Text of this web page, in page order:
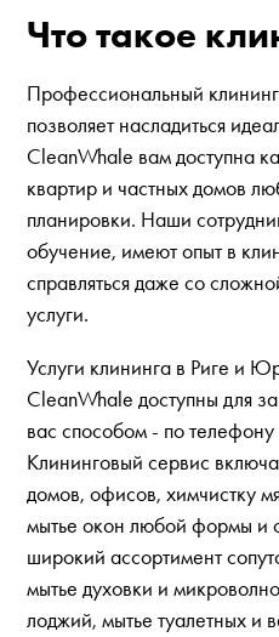
Что такое
Профессиональный
позволяет насладиться
CleanWhale вам доступна
квартир и частных домов
планировки. Наши
обучение, имеют опыт в
справляться даже со
услуги.
Услуги клининга в Риге и
CleanWhale доступны для
вас способом - по
Клининговый сервис
домов, офисов, химчистку
мытье окон любой формы и
широкий ассортимент
мытье духовки и
лоджий, мытье туалетных и